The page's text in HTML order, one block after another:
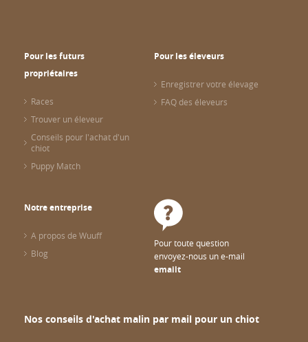
Pour les futurs
propriétaires
Races
Trouver un éleveur
Conseils pour l'achat d'un
chiot
Puppy Match
Pour les éleveurs
Enregistrer votre élevage
FAQ des éleveurs
Notre entreprise
A propos de Wuuff
Blog
Pour toute question
envoyez-nous un e-mail
emailt
Nos conseils d'achat malin par mail pour un chiot